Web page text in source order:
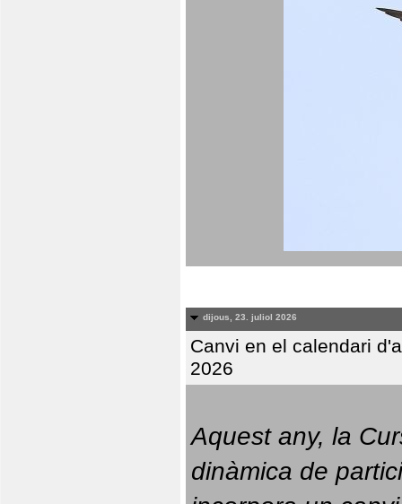
dijous, 23. juliol 2026
Canvi en el calendari
2026
Aquest any, la
dinàmica de